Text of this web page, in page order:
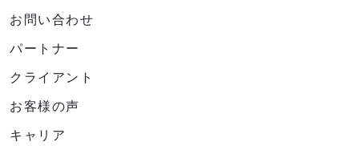
お問い合わせ
パートナー
クライアント
お客様の声
キャリア